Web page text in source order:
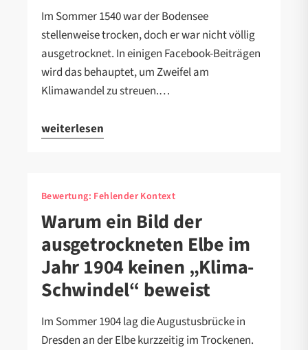
Im Sommer 1540 war der Bodensee
stellenweise trocken, doch er war nicht völlig
ausgetrocknet. In einigen Facebook-Beiträgen
wird das behauptet, um Zweifel am
Klimawandel zu streuen.…
weiterlesen
Bewertung: Fehlender Kontext
Warum ein Bild der
ausgetrockneten Elbe im
Jahr 1904 keinen „Klima-
Schwindel“ beweist
Im Sommer 1904 lag die Augustusbrücke in
Dresden an der Elbe kurzzeitig im Trockenen.